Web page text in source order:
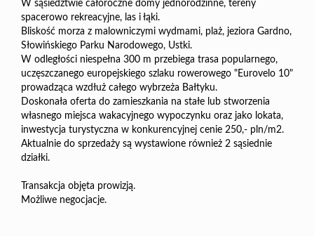
W sąsiedztwie całoroczne domy jednorodzinne, tereny
spacerowo rekreacyjne, las i łąki.
Bliskość morza z malowniczymi wydmami, plaż, jeziora Gardno,
Słowińskiego Parku Narodowego, Ustki.
W odległości niespełna 300 m przebiega trasa popularnego,
uczęszczanego europejskiego szlaku rowerowego "Eurovelo 10"
prowadząca wzdłuż całego wybrzeża Bałtyku.
Doskonała oferta do zamieszkania na stałe lub stworzenia
własnego miejsca wakacyjnego wypoczynku oraz jako lokata,
inwestycja turystyczna w konkurencyjnej cenie 250,- pln/m2.
Aktualnie do sprzedaży są wystawione również 2 sąsiednie
działki.
Transakcja objęta prowizją.
Możliwe negocjacje.